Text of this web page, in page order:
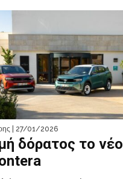
| 27/01/2026
δόρατος το νέο